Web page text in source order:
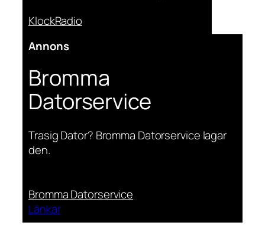
KlockRadio
Annons
Bromma
Datorservice
Trasig Dator? Bromma Datorservice lagar
den.
Bromma Datorservice
Länkar